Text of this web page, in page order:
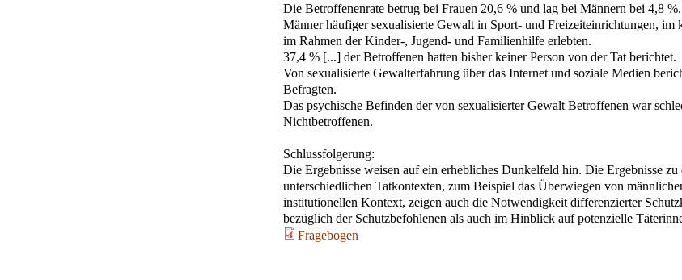
Die Betroffenenrate betrug bei Frauen 20,6 % und lag bei Männern bei 4,8
Männer häufiger sexualisierte Gewalt in Sport- und Freizeiteinrichtungen, im
im Rahmen der Kinder-, Jugend- und Familienhilfe erlebten.
37,4 % [...] der Betroffenen hatten bisher keiner Person von der Tat berichtet.
Von sexualisierte Gewalterfahrung über das Internet und soziale Medien
Befragten.
Das psychische Befinden der von sexualisierter Gewalt Betroffenen war
Nichtbetroffenen.
Schlussfolgerung:
Die Ergebnisse weisen auf ein erhebliches Dunkelfeld hin. Die Ergebnisse zu
unterschiedlichen Tatkontexten, zum Beispiel das Überwiegen von
institutionellen Kontext, zeigen auch die Notwendigkeit differenzierter
bezüglich der Schutzbefohlenen als auch im Hinblick auf potenzielle
Fragebogen